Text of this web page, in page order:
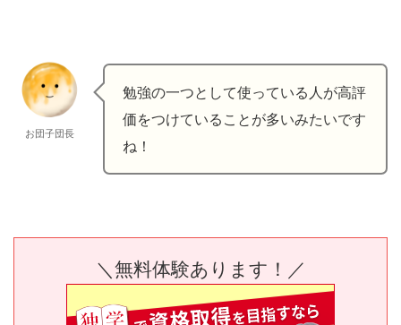
お団子団長
勉強の一つとして使っている人が高評
価をつけていることが多いみたいです
ね！
＼無料体験あります！／